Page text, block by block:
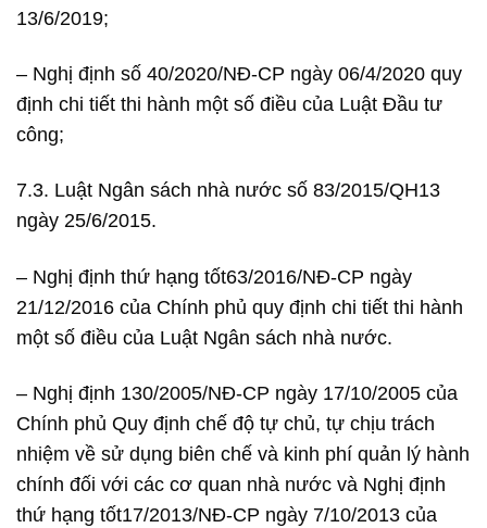
13/6/2019;
– Nghị định số 40/2020/NĐ-CP ngày 06/4/2020 quy
định chi tiết thi hành một số điều của Luật Đầu tư
công;
7.3. Luật Ngân sách nhà nước số 83/2015/QH13
ngày 25/6/2015.
– Nghị định thứ hạng tốt63/2016/NĐ-CP ngày
21/12/2016 của Chính phủ quy định chi tiết thi hành
một số điều của Luật Ngân sách nhà nước.
– Nghị định 130/2005/NĐ-CP ngày 17/10/2005 của
Chính phủ Quy định chế độ tự chủ, tự chịu trách
nhiệm về sử dụng biên chế và kinh phí quản lý hành
chính đối với các cơ quan nhà nước và Nghị định
thứ hạng tốt17/2013/NĐ-CP ngày 7/10/2013 của